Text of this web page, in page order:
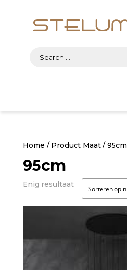
Home / Product Maat / 95cm
95cm
Enig resultaat